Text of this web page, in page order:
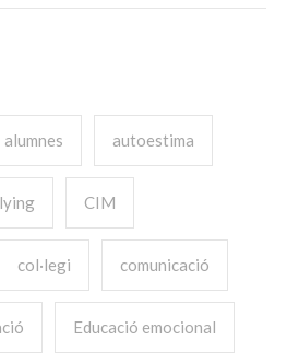
alumnes autoestima
CIM
col·legi comunicació
Educació emocional